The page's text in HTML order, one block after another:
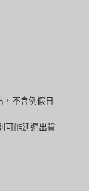
不含例假日
可能延遲出貨